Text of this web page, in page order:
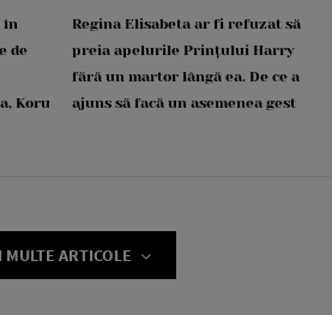
în
de
Koru
Regina Elisabeta ar fi refuzat să
preia apelurile Prințului Harry
fără un martor lângă ea. De ce a
ajuns să facă un asemenea gest
MULTE ARTICOLE